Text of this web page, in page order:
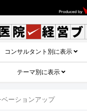
コンサルタント別に表示
テーマ別に表示
ベーションアップ